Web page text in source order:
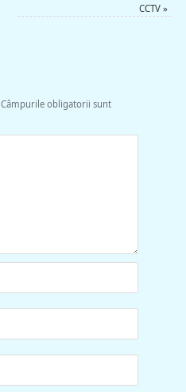
CCTV»
Câmpurile obligatorii sunt